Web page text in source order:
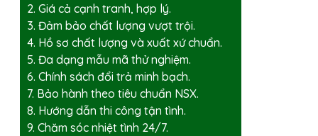
2. Giá cả cạnh tranh, hợp lý.
3. Đảm bảo chất lượng vượt trội.
4. Hồ sơ chất lượng và xuất xứ chuẩn.
5. Đa dạng mẫu mã thử nghiệm.
6. Chính sách đổi trả minh bạch.
7. Bảo hành theo tiêu chuẩn NSX.
8. Hướng dẫn thi công tận tình.
9. Chăm sóc nhiệt tình 24/7.